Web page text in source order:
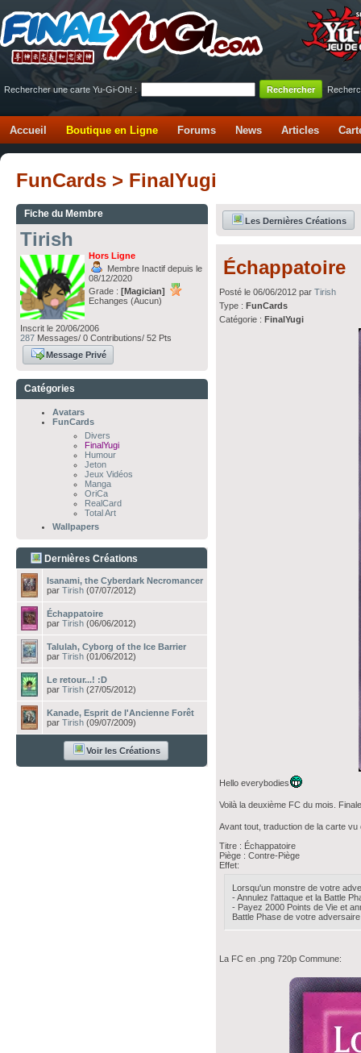
Rechercher une carte Yu-Gi-Oh! :
Accueil Boutique en Ligne Forums News Articles
FunCards > FinalYugi
Fiche du Membre
Tirish
Hors Ligne
Membre Inactif depuis le
08/12/2020
Grade : [Magician]
Echanges (Aucun)
Inscrit le 20/06/2006
287 Messages/ 0 Contributions/ 52 Pts
Message Privé
Catégories
Avatars
FunCards
Divers
FinalYugi
Humour
Jeton
Jeux Vidéos
Manga
OriCa
RealCard
Total Art
Wallpapers
Dernières Créations
Isanami, the Cyberdark Necromancer
par Tirish (07/07/2012)
Échappatoire
par Tirish (06/06/2012)
Talulah, Cyborg of the Ice Barrier
par Tirish (01/06/2012)
Le retour...! :D
par Tirish (27/05/2012)
Kanade, Esprit de l'Ancienne Forêt
par Tirish (09/07/2009)
Voir les Créations
Les Dernières Créations
Échappatoire
Posté le 06/06/2012 parTirish
Type :FunCards
Catégorie :FinalYugi
Hello everybodies
Voilà la deuxième FC du mois.
Avant tout, traduction de la carte
Titre : Échappatoire
Piège : Contre-Piège
Effet:
Lorsqu'un monstre de votre
- Annulez l'attaque et la Battle
- Payez 2000 Points de Vie et
Battle Phase de votre
La FC en .png 720p Commune: